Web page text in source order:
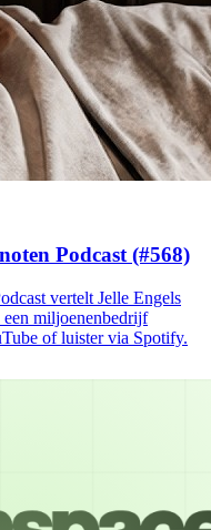
Podcast (#568)
vertelt Jelle Engels
miljoenenbedrijf
of luister via Spotify.